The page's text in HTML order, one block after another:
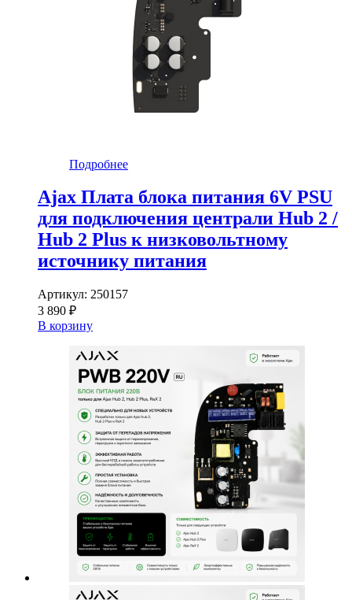
Подробнее
Ajax Плата блока питания 6V PSU
для подключения централи Hub 2 /
Hub 2 Plus к низковольтному
источнику питания
Артикул: 250157
3 890 ₽
В корзину